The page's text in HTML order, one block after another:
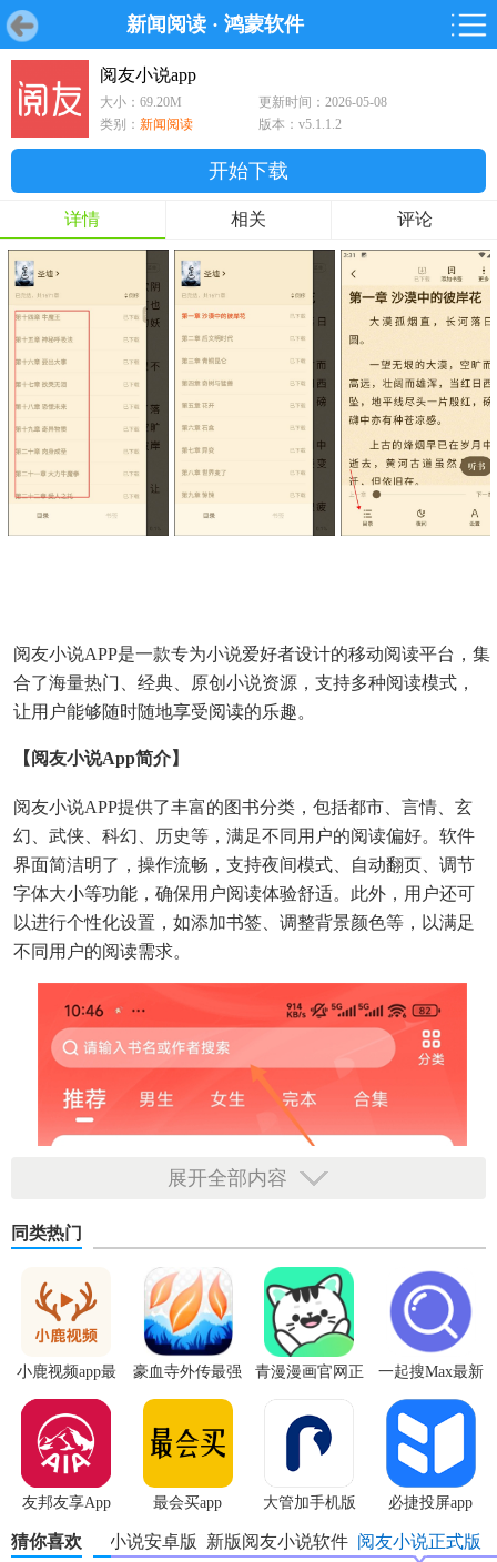
新闻阅读 · 鸿蒙软件
游戏 软件
软件 鸿蒙
游戏
鸿蒙
软件
阅友小说app
大小：69.20M
更新时间：2026-05-08
类别： 新闻阅读 版本：v5.1.1.2
开始下载
详情 相关 评论
阅友小说APP是一款专为小说爱好者设计的移动阅读平台，集
合了海量热门、经典、原创小说资源，支持多种阅读模式，
让用户能够随时随地享受阅读的乐趣。
【阅友小说app简介】
阅友小说APP提供了丰富的图书分类，包括都市、言情、玄
幻、武侠、科幻、历史等，满足不同用户的阅读偏好。软件
界面简洁明了，操作流畅，支持夜间模式、自动翻页、调节
字体大小等功能，确保用户阅读体验舒适。此外，用户还可
以进行个性化设置，如添加书签、调整背景颜色等，以满足
不同用户的阅读需求。
展开全部内容
同类热门
小鹿视频app最
新版
豪血寺外传最强
传说无限血版
青漫漫画官网正
一起搜Max最新
版
友邦友享App 最会买app 大管加手机版 必捷投屏app
猜你喜欢 阅友小说正式版
新版阅友小说软件
阅友小说安卓版